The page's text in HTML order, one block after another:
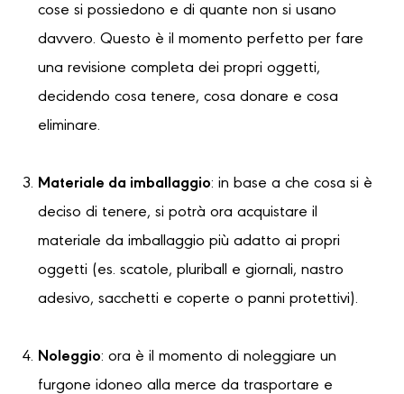
cose si possiedono e di quante non si usano
davvero. Questo è il momento perfetto per fare
una revisione completa dei propri oggetti,
decidendo cosa tenere, cosa donare e cosa
eliminare.
Materiale da imballaggio: in base a che cosa si è
deciso di tenere, si potrà ora acquistare il
materiale da imballaggio più adatto ai propri
oggetti (es. scatole, pluriball e giornali, nastro
adesivo, sacchetti e coperte o panni protettivi).
Noleggio: ora è il momento di noleggiare un
furgone idoneo alla merce da trasportare e